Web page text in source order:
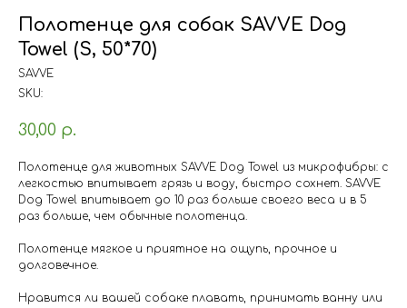
Полотенце для собак SAVVE Dog
Towel (S, 50*70)
SAVVE
SKU:
30,00 р.
Полотенце для животных SAVVE Dog Towel из микрофибры: с
легкостью впитывает грязь и воду, быстро сохнет. SAVVE
Dog Towel впитывает до 10 раз больше своего веса и в 5
раз больше, чем обычные полотенца.
Полотенце мягкое и приятное на ощупь, прочное и
долговечное.
Нравится ли вашей собаке плавать, принимать ванну или